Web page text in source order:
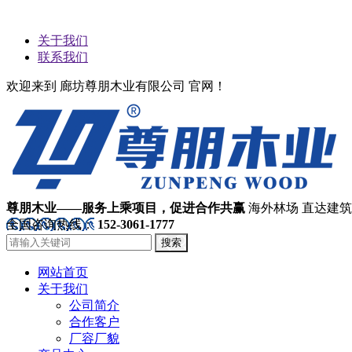
关于我们
联系我们
欢迎来到 廊坊尊朋木业有限公司 官网！
尊朋木业——服务上乘项目，促进合作共赢 海外林场 直达建
全国咨询热线： 152-3061-1777
搜索
网站首页
关于我们
公司简介
合作客户
厂容厂貌